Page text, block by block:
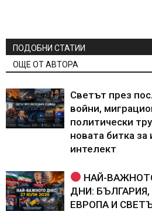
ПОДОБНИ СТАТИИ
ОЩЕ ОТ АВТОРА
Светът през
войни,
политически
новата битка за
интелект
НАЙ-
ДНИ:
ЕВРОПА И